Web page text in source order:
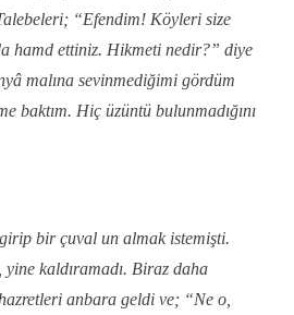
“Efendim! Köyleri size
hamd ettiniz. Hikmeti nedir?” diye
malına sevinmediğimi gördüm
baktım. Hiç üzüntü bulunmadığını
bir çuval un almak istemişti.
yine kaldıramadı. Biraz daha
anbara geldi ve; “Ne o,